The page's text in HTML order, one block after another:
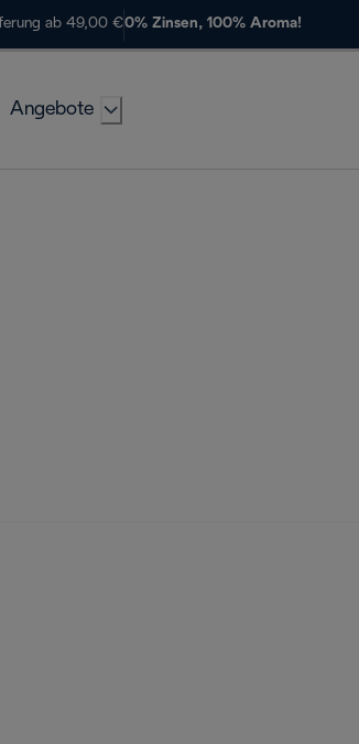
ab 49,00 €0% Zinsen, 100% Aroma!
Angebote